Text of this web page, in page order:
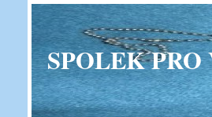
SPOLEK PRO